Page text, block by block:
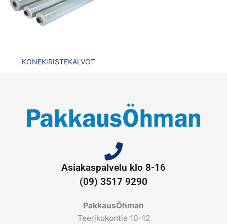
KONEKIRISTEKALVOT
Asiakaspalvelu klo 8-16
(09) 3517 9290
PakkausÖhman
Teerikukontie 10-12